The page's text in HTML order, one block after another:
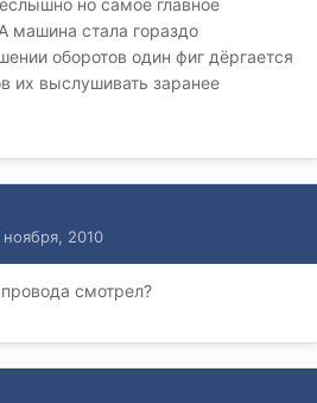
но самое главное
стала гораздо
оборотов один фиг дёргается
их выслушивать заранее
ноября, 2010
смотрел?